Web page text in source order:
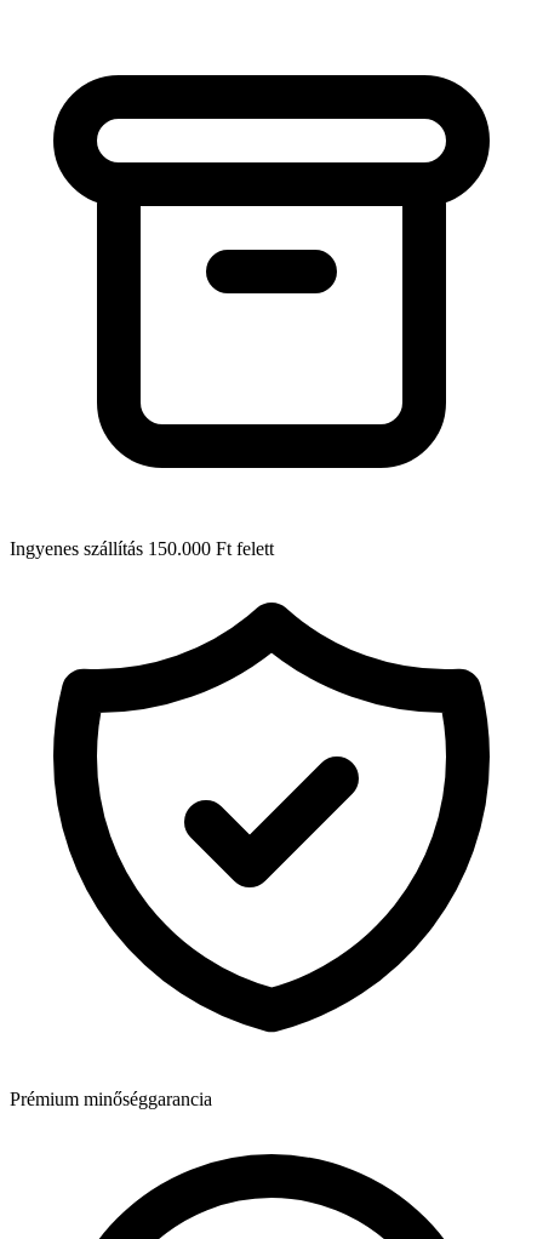
Ingyenes szállítás 150.000 Ft felett
Prémium minőséggarancia